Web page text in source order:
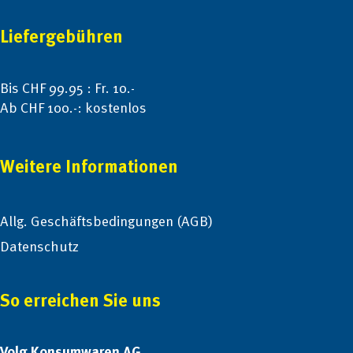
Liefergebühren
Bis CHF 99.95 : Fr. 10.-
Ab CHF 100.-: kostenlos
Weitere Informationen
Allg. Geschäftsbedingungen (AGB)
Datenschutz
So erreichen Sie uns